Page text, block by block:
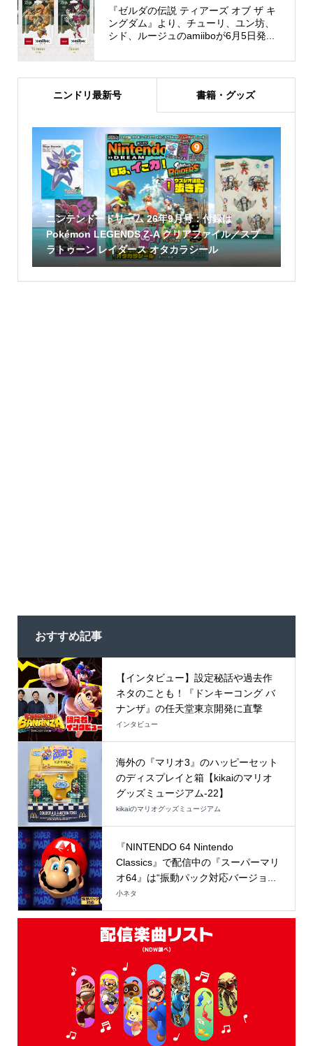
『ゼルダの伝説 ティアーズ オブ ザ キ
ングダム』より、チューリ、ユン坊、
シド、ルージュのamiiboが6月5日発...
ニンドリ最新号 書籍・グッズ
ニンテンドードリーム 26年9月号：付録は
Pokémon LEGENDS Z-A クリアファイル／スプ
ラトゥーン レイダース オタカラシール
おすすめ記事
【インタビュー】設定秘話や過去作
ネタのことも！『ドンキーコング バ
ナンザ』の任天堂東京開発に直撃
インタビュー
海外の『マリオ3』のハッピーセット
のディスプレイと箱【kikaiのマリオ
グッズミュージアム-22】
kikaiのマリオグッズミュージアム
『NINTENDO 64 Nintendo
Classics』で配信中の『スーパーマリ
オ64』は“振動パック対応バージョ...
小ネタ